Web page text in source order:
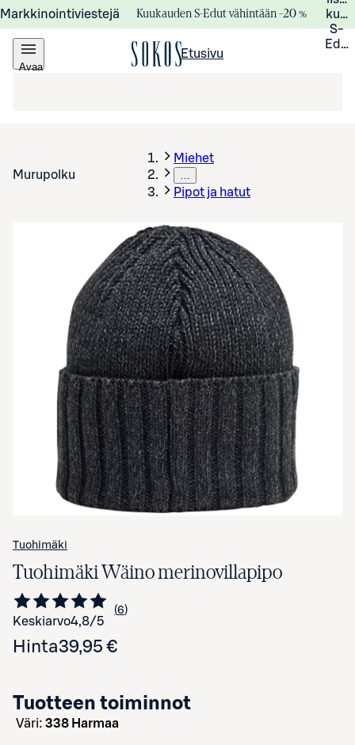
Markkinointiviestejä Kuukauden S-Edut vähintään –20 %
S-
Avaa
Etusivu
Murupolku
Miehet
…
Pipot ja hatut
Avaa tuotekuva suurennettuna
Tuohimäki
Tuohimäki Wäino merinovillapipo
Keskiarvo4,8/5 Siirry arvioihin
6
kappaletta
Hinta39,95 €
Tuotteen toiminnot
väri: 338 Harmaa